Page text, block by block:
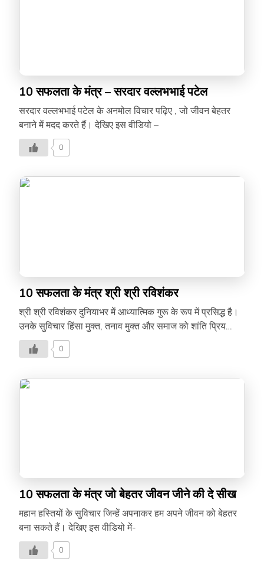
10 सफलता के मंत्र – सरदार वल्लभभाई पटेल
सरदार वल्लभभाई पटेल के अनमोल विचार पढ़िए , जो जीवन बेहतर
बनाने में मदद करते हैं। देखिए इस वीडियो –
0
10 सफलता के मंत्र श्री श्री रविशंकर
श्री श्री रविशंकर दुनियाभर में आध्यात्मिक गुरू के रूप में प्रसिद्ध है।
उनके सुविचार हिंसा मुक्त, तनाव मुक्त और समाज को शांति प्रिय
बनाने की प्रेरणा देते हैं। आप भी देखिए इस वीडियो में उनके 10 मंत्र
–
0
10 सफलता के मंत्र जो बेहतर जीवन जीने की दे सीख
महान हस्तियों के सुविचार जिन्हें अपनाकर हम अपने जीवन को बेहतर
बना सकते हैं। देखिए इस वीडियो में-
0